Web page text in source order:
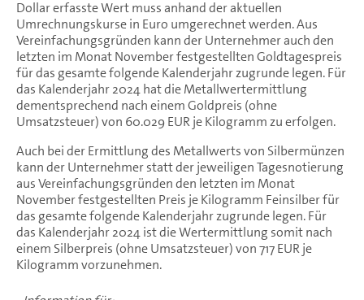
Dollar erfasste Wert muss anhand der aktuellen
Umrechnungskurse in Euro umgerechnet werden. Aus
Vereinfachungsgründen kann der Unternehmer auch den
letzten im Monat November festgestellten Goldtagespreis
für das gesamte folgende Kalenderjahr zugrunde legen. Für
das Kalenderjahr 2024 hat die Metallwertermittlung
dementsprechend nach einem Goldpreis (ohne
Umsatzsteuer) von 60.029 EUR je Kilogramm zu erfolgen.
Auch bei der Ermittlung des Metallwerts von Silbermünzen
kann der Unternehmer statt der jeweiligen Tagesnotierung
aus Vereinfachungsgründen den letzten im Monat
November festgestellten Preis je Kilogramm Feinsilber für
das gesamte folgende Kalenderjahr zugrunde legen. Für
das Kalenderjahr 2024 ist die Wertermittlung somit nach
einem Silberpreis (ohne Umsatzsteuer) von 717 EUR je
Kilogramm vorzunehmen.